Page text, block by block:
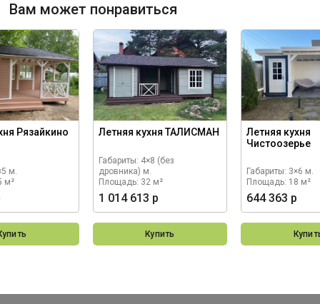
Вам может понравиться
Рязайкино
м.
м²
Летняя кухня ТАЛИСМАН
Габариты: 4×8 (без
дровника) м.
Площадь: 32 м²
1 014 613 р
Купить
Летняя кухня
Чистоозерье
Габариты: 3×6 м.
Площадь: 18 м²
644 363 р